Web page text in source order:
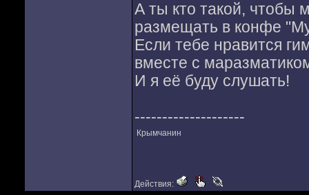
А ты кто такой, чтобы
размещать в конфе
Если тебе нравится
вместе с
И я её буду слушать!
--------------------
Крымчанин
Действия: